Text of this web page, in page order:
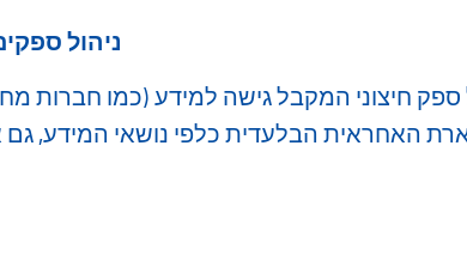
ניהול ספקים
חיצוני המקבל גישה למידע (כמו חברות
האחראית הבלעדית כלפי נושאי המידע,